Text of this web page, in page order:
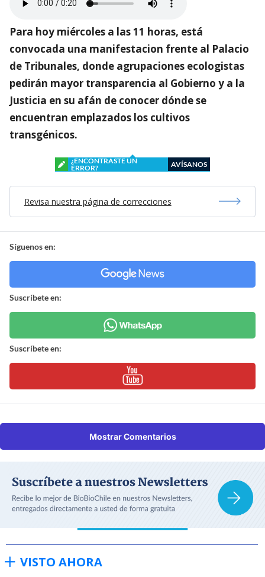
Para hoy miércoles a las 11 horas, está
convocada una manifestacion frente al Palacio
de Tribunales, donde agrupaciones ecologistas
pedirán mayor transparencia al Gobierno y a la
Justicia en su afán de conocer dónde se
encuentran emplazados los cultivos
transgénicos.
¿ENCONTRASTE UN
ERROR?
AVÍSANOS
Revisa nuestra página de correcciones
Síguenos en:
Suscríbete en:
Suscríbete en:
Mostrar Comentarios
VISTO AHORA